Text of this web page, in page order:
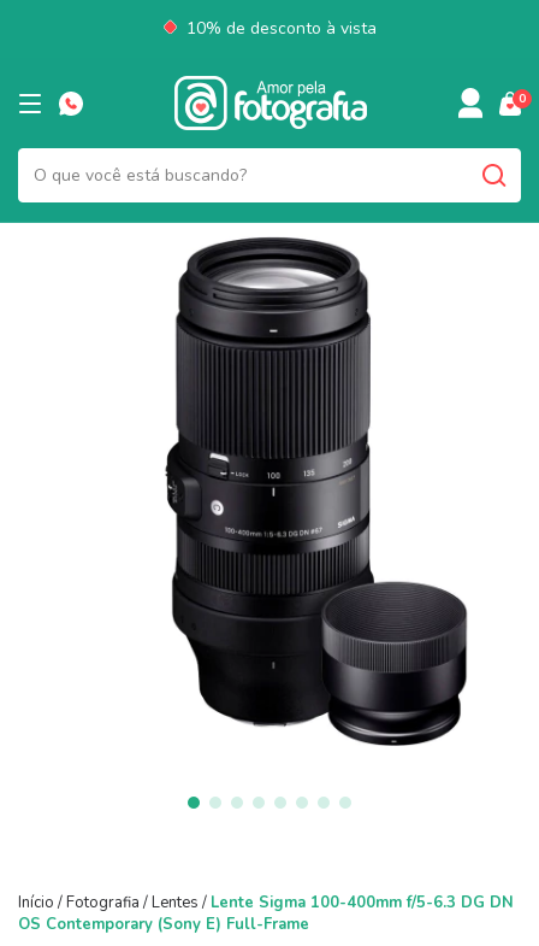
10% de desconto à vista
0
Início /Fotografia /Lentes / Lente Sigma 100-400mm f/5-6.3 DG DN
OS Contemporary (Sony E) Full-Frame